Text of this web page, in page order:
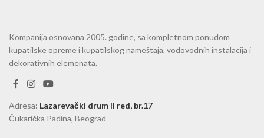
Kompanija osnovana 2005. godine, sa kompletnom ponudom
kupatilske opreme i kupatilskog nameštaja, vodovodnih instalacija i
dekorativnih elemenata.
Adresa: Lazarevački drum II red, br.17
Čukarička Padina, Beograd